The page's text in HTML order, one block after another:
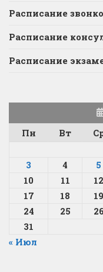
Расписание
Расписание
Расписание
Пн
Вт
3
4 5
10
11 12
17
18 19
24
25 26
31
« Июл